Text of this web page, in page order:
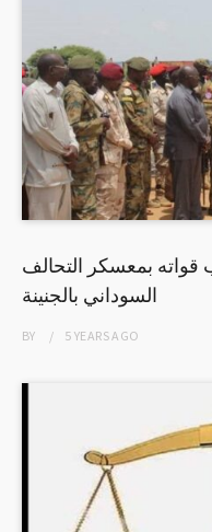
بمعسكر التحالف
السوداني بالجنينة
BY 5 YEARSAGO